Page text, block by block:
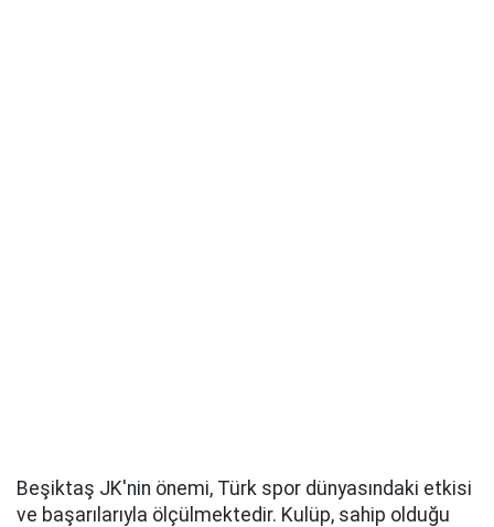
Beşiktaş JK'nin önemi, Türk spor dünyasındaki etkisi
ve başarılarıyla ölçülmektedir. Kulüp, sahip olduğu